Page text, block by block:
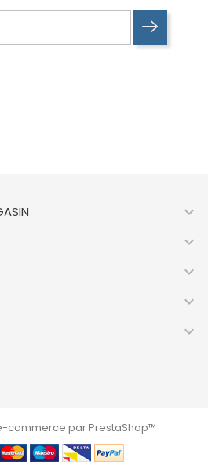





commerce par PrestaShop™